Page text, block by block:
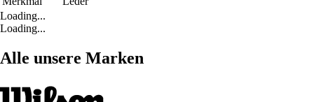
Loading...
Loading...
Alle unsere Marken